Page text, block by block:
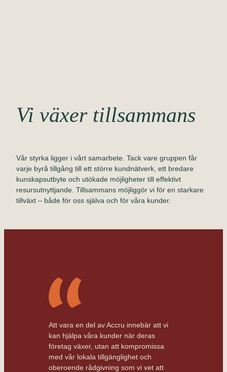
Vi växer tillsammans
Vår styrka ligger i vårt samarbete. Tack vare gruppen får
varje byrå tillgång till ett större kundnätverk, ett bredare
kunskapsutbyte och utökade möjligheter till effektivt
resursutnyttjande. Tillsammans möjliggör vi för en starkare
tillväxt – både för oss själva och för våra kunder.
Att vara en del av Accru innebär att vi
kan hjälpa våra kunder när deras
företag växer, utan att kompromissa
med vår lokala tillgänglighet och
oberoende rådgivning som vi vet att